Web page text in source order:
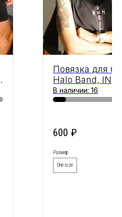
Повязка для
Halo Band, IN
RUN WE TRUST
В наличии: 16
600 ₽
Размер
One size